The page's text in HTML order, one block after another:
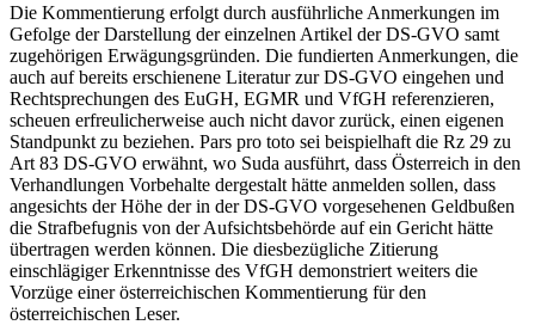
Die Kommentierung erfolgt durch ausführliche Anmerkungen im
Gefolge der Darstellung der einzelnen Artikel der DS-GVO samt
zugehörigen Erwägungsgründen. Die fundierten Anmerkungen, die
auch auf bereits erschienene Literatur zur DS-GVO eingehen und
Rechtsprechungen des EuGH, EGMR und VfGH referenzieren,
scheuen erfreulicherweise auch nicht davor zurück, einen eigenen
Standpunkt zu beziehen. Pars pro toto sei beispielhaft die Rz 29 zu
Art 83 DS-GVO erwähnt, wo Suda ausführt, dass Österreich in den
Verhandlungen Vorbehalte dergestalt hätte anmelden sollen, dass
angesichts der Höhe der in der DS-GVO vorgesehenen Geldbußen
die Strafbefugnis von der Aufsichtsbehörde auf ein Gericht hätte
übertragen werden können. Die diesbezügliche Zitierung
einschlägiger Erkenntnisse des VfGH demonstriert weiters die
Vorzüge einer österreichischen Kommentierung für den
österreichischen Leser.